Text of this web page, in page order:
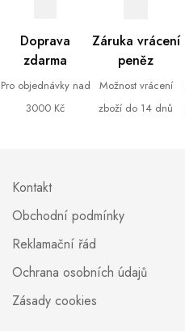
Doprava
zdarma
Pro objednávky nad
3000 Kč
Záruka vrácení
peněz
Možnost vrácení
zboží do 14 dnů
Kontakt
Obchodní podmínky
Reklamační řád
Ochrana osobních údajů
Zásady cookies